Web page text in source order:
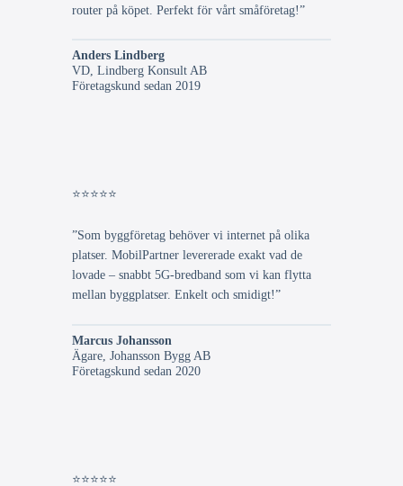
router på köpet. Perfekt för vårt småföretag!”
Anders Lindberg
VD, Lindberg Konsult AB
Företagskund sedan 2019
⭐⭐⭐⭐⭐
”Som byggföretag behöver vi internet på olika
platser. MobilPartner levererade exakt vad de
lovade – snabbt 5G-bredband som vi kan flytta
mellan byggplatser. Enkelt och smidigt!”
Marcus Johansson
Ägare, Johansson Bygg AB
Företagskund sedan 2020
⭐⭐⭐⭐⭐